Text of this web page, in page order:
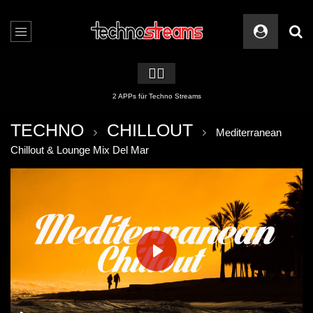
🏳️‍🌈
2 APPs für Techno Streams
TECHNO CHILLOUT
Mediterranean
Chillout & Lounge Mix Del Mar
PLAY